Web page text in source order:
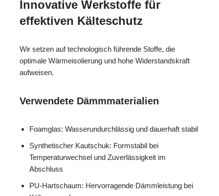
Innovative Werkstoffe für
effektiven Kälteschutz
Wir setzen auf technologisch führende Stoffe, die
optimale Wärmeisolierung und hohe Widerstandskraft
aufweisen.
Verwendete Dämmmaterialien
Foamglas: Wasserundurchlässig und dauerhaft stabil
Synthetischer Kautschuk: Formstabil bei
Temperaturwechsel und Zuverlässigkeit im
Abschluss
PU-Hartschaum: Hervorragende Dämmleistung bei